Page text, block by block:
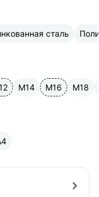
сталь
М14 М16 М18